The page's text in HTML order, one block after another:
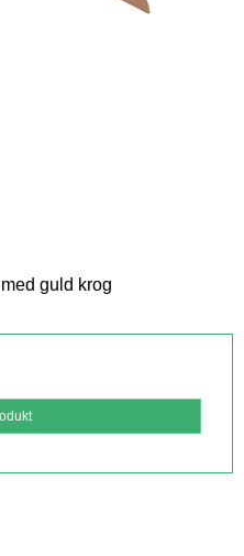
guld krog